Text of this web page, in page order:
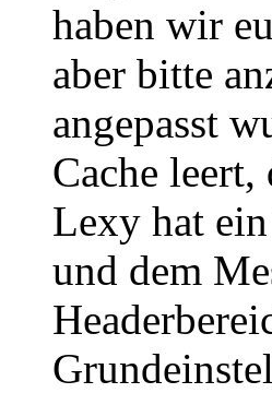
haben wir
aber bitte
angepasst
Cache
Lexy hat
und dem